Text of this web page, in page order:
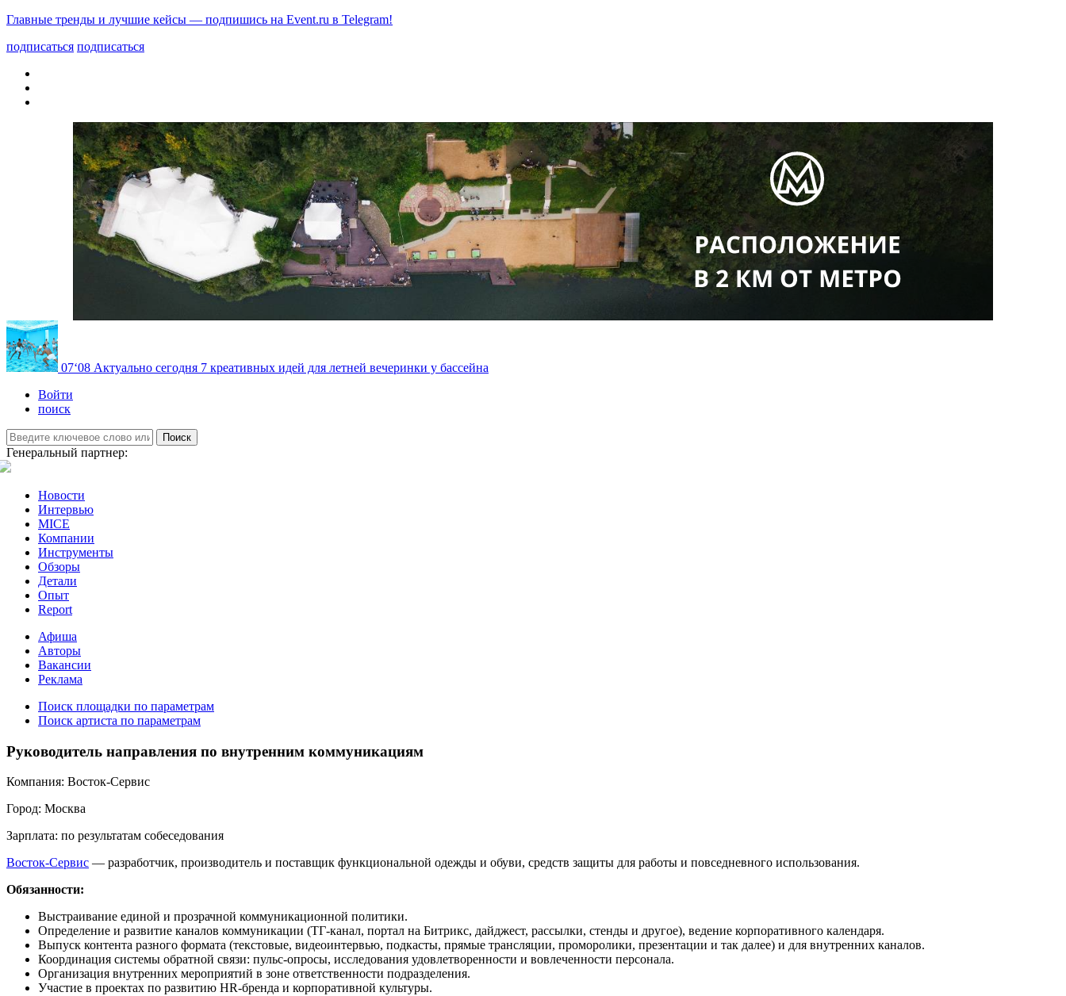
Главные тренды и лучшие кейсы — подпишись на Event.ru в Telegram!
подписаться подписаться
07‘08 Актуально сегодня 7 креативных идей для летней вечеринки у бассейна
Войти
поиск
Поиск
Генеральный партнер:
Новости
Интервью
MICE
Компании
Инструменты
Обзоры
Детали
Опыт
Report
Афиша
Авторы
Вакансии
Реклама
Поиск площадки по параметрам
Поиск артиста по параметрам
Руководитель направления по внутренним коммуникациям
Компания: Восток-Сервис
Город: Москва
Зарплата: по результатам собеседования
Восток-Сервис — разработчик, производитель и поставщик функциональной одежды и обуви, средств защиты для работы и повседневного использования.
Обязанности:
Выстраивание единой и прозрачной коммуникационной политики.
Определение и развитие каналов коммуникации (ТГ-канал, портал на Битрикс, дайджест, рассылки, стенды и другое), ведение корпоративного календаря.
Выпуск контента разного формата (текстовые, видеоинтервью, подкасты, прямые трансляции, проморолики, презентации и так далее) и для внутренних каналов.
Координация системы обратной связи: пульс-опросы, исследования удовлетворенности и вовлеченности персонала.
Организация внутренних мероприятий в зоне ответственности подразделения.
Участие в проектах по развитию HR-бренда и корпоративной культуры.